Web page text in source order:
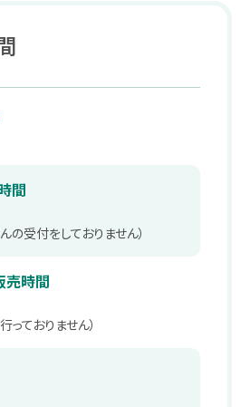
ントカードでお得
ヤママネーのご紹介
援フ・医療事務
ト
間
の受付をしておりません）
売時間
っておりません）